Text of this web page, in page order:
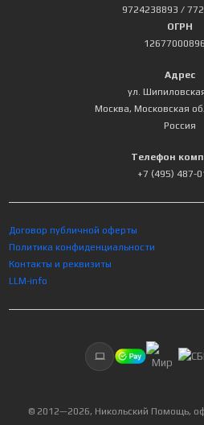
9724238893 /
ОГРН
Адрес
ул.
Москва, Московская
Россия
Телефон
+7 (495) 487-
Договор публичной оферты
Политика конфиденциальности
Контакты и реквизиты
LLM-info
© 2012—2026, Никольский Помощь,